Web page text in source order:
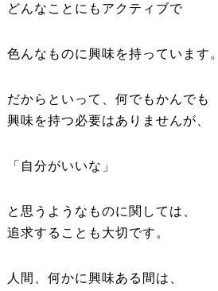
どんなことにもアクティブで
色んなものに興味を持っています。
だからといって、何でもかんでも
興味を持つ必要はありませんが、
「自分がいいな」
と思うようなものに関しては、
追求することも大切です。
人間、何かに興味ある間は、